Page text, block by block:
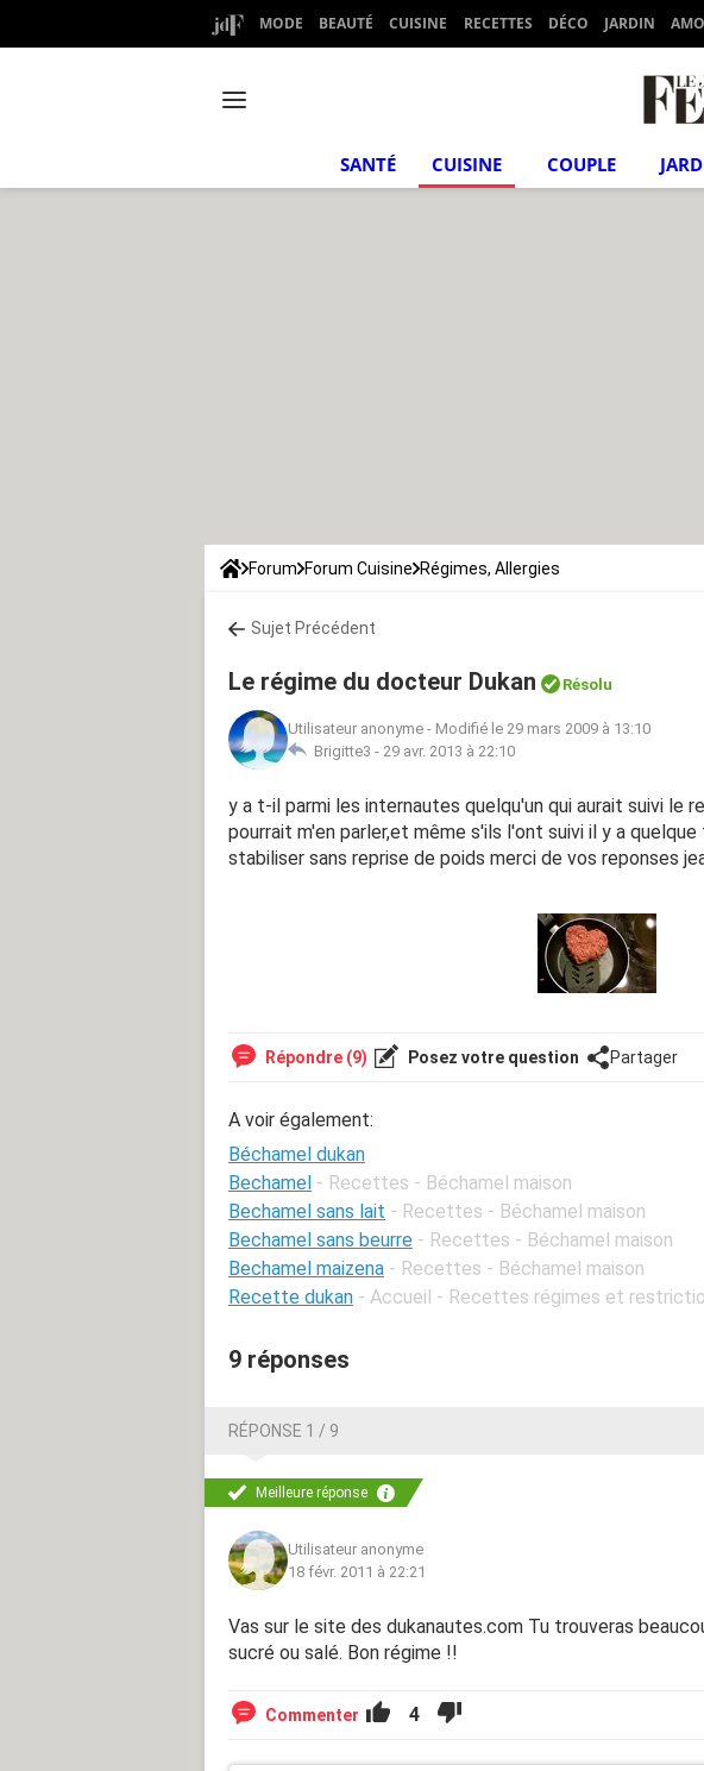
MODE BEAUTÉ CUISINE RECETTES DÉCO JARDIN
SANTÉ CUISINE COUPLE
Forum Forum Cuisine Régimes, Allergies
Sujet Précédent
Le régime du docteur Dukan Résolu
Utilisateur anonyme - Modifié le 29 mars 2009 à 13:10
Brigitte3 - 29 avr. 2013 à 22:10
y a t-il parmi les internautes quelqu'un qui aurait suivi le
pourrait m'en parler,et même s'ils l'ont suivi il y a
stabiliser sans reprise de poids merci de vos reponses
Répondre (9) Posez votre question Partager
A voir également:
Béchamel dukan
Bechamel - Recettes - Béchamel maison
Bechamel sans lait - Recettes - Béchamel maison
Bechamel sans beurre - Recettes - Béchamel maison
Bechamel maizena - Recettes - Béchamel maison
Recette dukan - Accueil - Recettes régimes et
9 réponses
RÉPONSE 1 / 9
Meilleure réponse
Utilisateur anonyme
18 févr. 2011 à 22:21
Vas sur le site des dukanautes.com Tu trouveras
sucré ou salé. Bon régime !!
Commenter 4